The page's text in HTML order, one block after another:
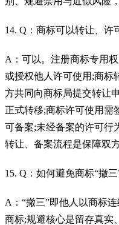
14. Q：商标可以转让、许
A：可以。注册商标专用
或授权他人许可使用;商标
方共同向商标局提交转让
正式转移;商标许可使用需
可备案;未经备案的许可行
转让、备案流程是保障双
15. Q：如何避免商标“撤三
A：“撤三”即他人以商标
商标;规避核心是留存真实